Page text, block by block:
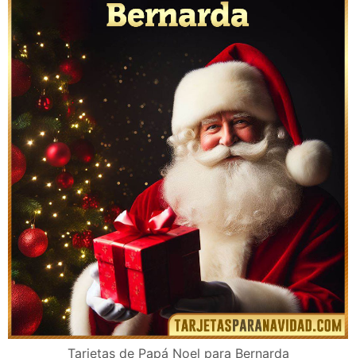
Tarjetas de Papá Noel para Bernarda